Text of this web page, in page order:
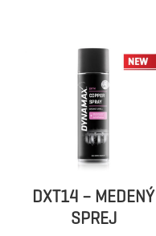
DXT14 – MEDENÝ
SPREJ